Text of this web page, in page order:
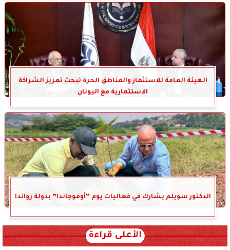
الهيئة العامة للاستثمار والمناطق الحرة تبحث تعزيز الشراكة
الاستثمارية مع اليونان
الدكتور سويلم يشارك في فعاليات يوم “أوموجاندا” بدولة رواندا
الأعلى قراءة